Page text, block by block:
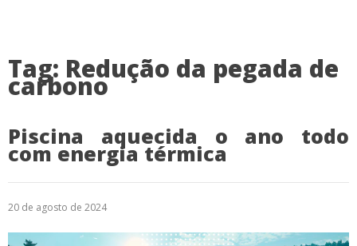
Tag: Redução da pegada de
carbono
Piscina aquecida o ano todo
com energia térmica
20 de agosto de 2024
Indicações de uso
Atendimento